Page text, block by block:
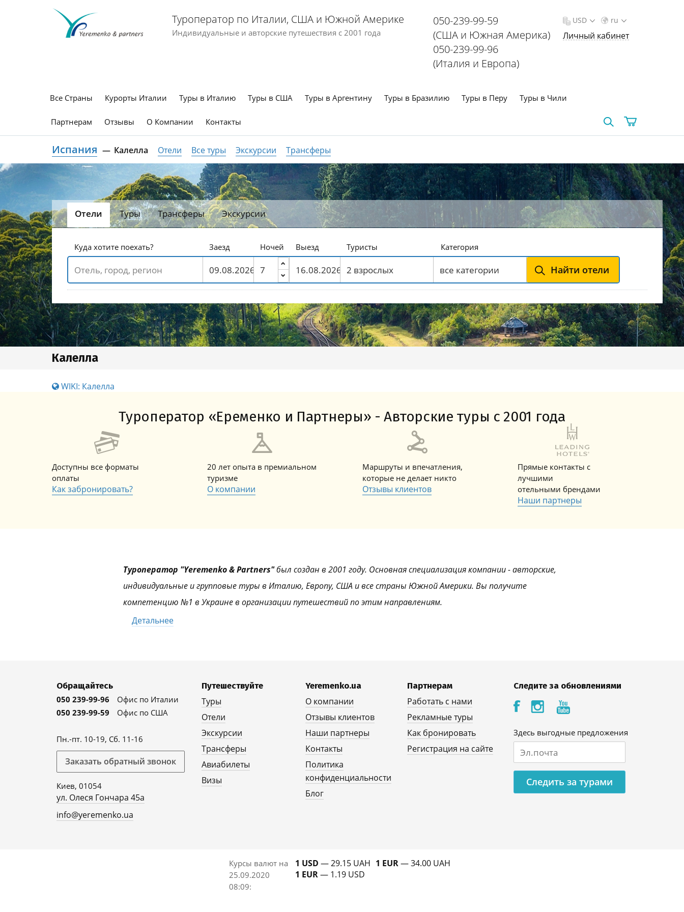
Туроператор по Италии, США и Южной Америке
Индивидуальные и авторские путешествия с 2001 года
050-239-99-59
(США и Южная Америка)
050-239-99-96
(Италия и Европа)
ru
USD
Личный кабинет
Все Страны Курорты Италии Туры в Италию Туры в США Туры в Аргентину Туры в Бразилию Туры в Перу Туры в Чили
Партнерам Отзывы О Компании Контакты
Испания Калелла Отели Все туры Экскурсии Трансферы
Отели Туры Трансферы Экскурсии
Куда хотите поехать? Заезд Ночей Выезд Туристы Категория
Найти отели
Калелла
WIKI: Калелла
Туроператор «Еременко и Партнеры» - Авторские туры с 2001 года
Доступны все форматы
оплаты
Как забронировать?
20 лет опыта в премиальном
туризме
О компании
Маршруты и впечатления,
которые не делает никто
Отзывы клиентов
Прямые контакты с
лучшими
отельными брендами
Наши партнеры
Туроператор "Yeremenko & Partners"был создан в 2001 году. Основная специализация компании - авторские,
индивидуальные и групповые туры в Италию, Европу, США и все страны Южной Америки. Вы получите
компетенцию №1 в Украине в организации путешествий по этим направлениям.
Детальнее
Обращайтесь
050 239-99-96
Офис по Италии
050 239-99-59
Офис по США
Пн.-пт. 10-19, Сб. 11-16
Заказать обратный звонок
Киев, 01054
ул. Олеся Гончара 45а
info@yeremenko.ua
Путешествуйте
Туры
Отели
Экскурсии
Трансферы
Авиабилеты
Визы
Yeremenko.ua
О компании
Отзывы клиентов
Наши партнеры
Контакты
Политика
конфиденциальности
Блог
Партнерам
Работать с нами
Рекламные туры
Как бронировать
Регистрация на сайте
Следите за обновлениями
Здесь выгодные предложения
Следить за турами
Курсы валют на
25.09.2020
08:09:
1 USD — 29.15 UAH
1 EUR— 1.19 USD
1 EUR— 34.00 UAH